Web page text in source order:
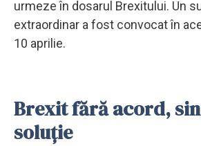
urmeze în dosarul Brexitului. Un
extraordinar a fost convocat în
10 aprilie.
Brexit fără acord,
soluție